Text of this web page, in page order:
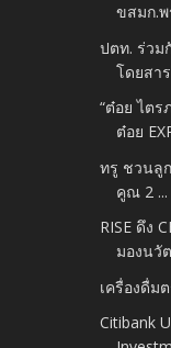
ขสมก.พ
ปตท. ร่วม
โดยสา
“ต๋อย ไตร
ต๋อย
ทรู ชวนลู
คูณ 2 ...
RISE ดึง
มองนวั
เครื่องดื่ม
Citibank